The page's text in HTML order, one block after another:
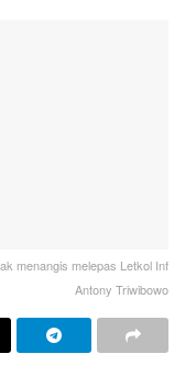
menangis melepas Letkol Inf
Antony Triwibowo